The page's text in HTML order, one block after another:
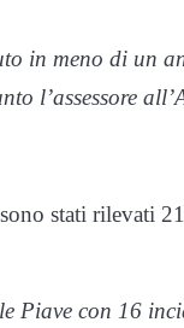
in meno di un
l’assessore
stati rilevati
Piave con 16